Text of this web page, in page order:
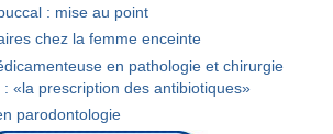
: mise au point
chez la femme enceinte
en pathologie et chirurgie
«la prescription des antibiotiques»
parodontologie